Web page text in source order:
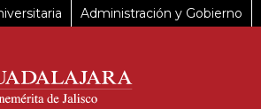
Administración y Gobierno